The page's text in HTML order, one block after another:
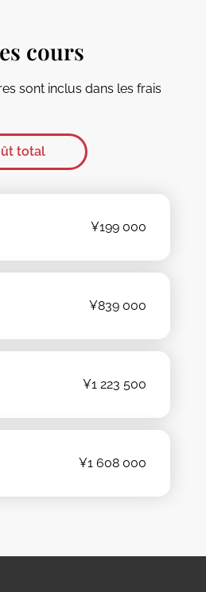
¥199 000
¥839 000
¥1 223 500
¥1 608 000
cours
sont inclus dans les frais
total